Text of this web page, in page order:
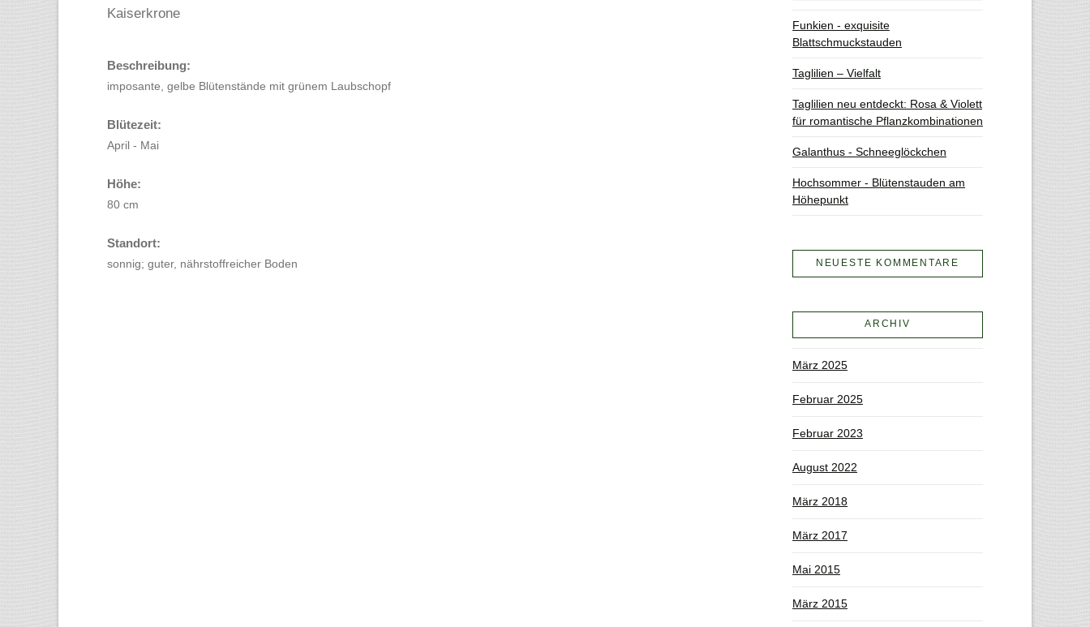
Kaiserkrone
Beschreibung:
imposante, gelbe Blütenstände mit grünem Laubschopf
Blütezeit:
April - Mai
Höhe:
80 cm
Standort:
sonnig; guter, nährstoffreicher Boden
Funkien - exquisite
Blattschmuckstauden
Taglilien – Vielfalt
Taglilien neu entdeckt: Rosa & Violett
für romantische Pflanzkombinationen
Galanthus - Schneeglöckchen
Hochsommer - Blütenstauden am
Höhepunkt
NEUESTE KOMMENTARE
ARCHIV
März 2025
Februar 2025
Februar 2023
August 2022
März 2018
März 2017
Mai 2015
März 2015